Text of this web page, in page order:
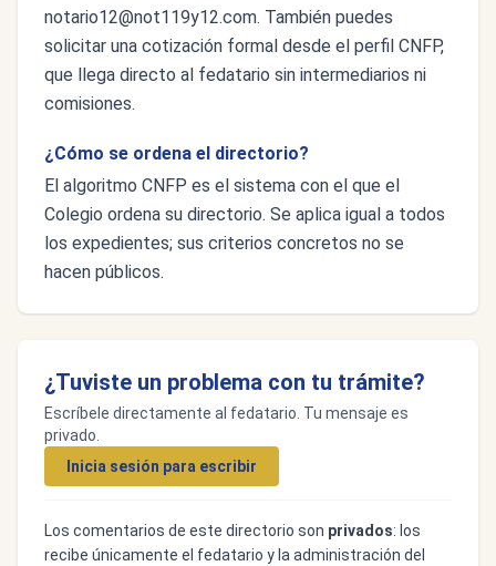
notario12@not119y12.com. También puedes
solicitar una cotización formal desde el perfil CNFP,
que llega directo al fedatario sin intermediarios ni
comisiones.
¿Cómo se ordena el directorio?
El algoritmo CNFP es el sistema con el que el
Colegio ordena su directorio. Se aplica igual a todos
los expedientes; sus criterios concretos no se
hacen públicos.
¿Tuviste un problema con tu trámite?
Escríbele directamente al fedatario. Tu mensaje es
privado.
Inicia sesión para escribir
Los comentarios de este directorio son privados: los
recibe únicamente el fedatario y la administración del